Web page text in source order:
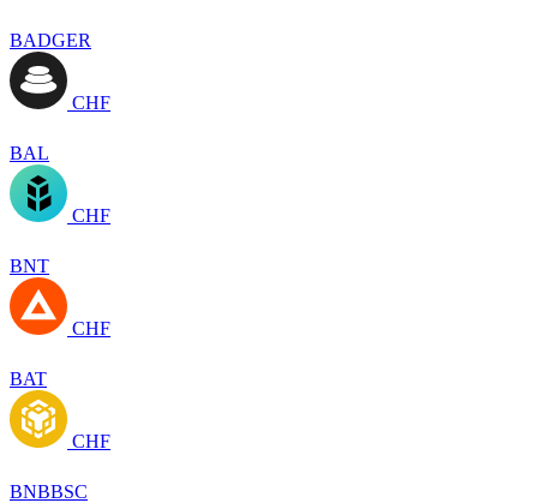
BADGER
CHF
BAL
CHF
BNT
CHF
BAT
CHF
BNBBSC